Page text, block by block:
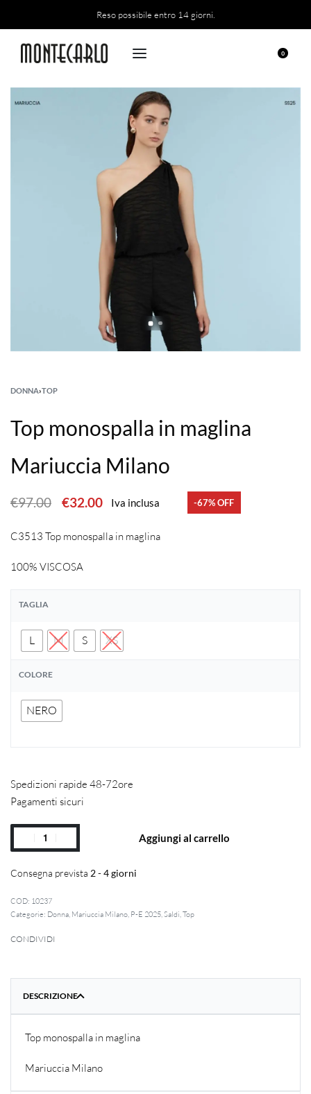
Reso possibile entro 14 giorni.
0
DONNA›TOP
Top monospalla in maglina
Mariuccia Milano
€97.00 €32.00 Iva inclusa -67% OFF
C3513 Top monospalla in maglina
100% VISCOSA
TAGLIA
L M S XS
COLORE
NERO
Spedizioni rapide 48-72ore
Pagamenti sicuri
Aggiungi al carrello
Consegna prevista 2 - 4 giorni
10237
Categorie: Donna, Mariuccia Milano, P-E 2025,Saldi,Top
CONDIVIDI
DESCRIZIONE
Top monospalla in maglina
Mariuccia Milano